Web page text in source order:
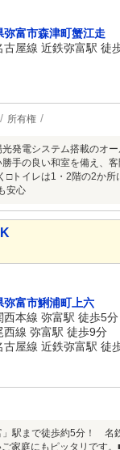
弥富市森津町蟹江走
古屋線 近鉄弥富駅 徒
所有権
発電システム搭載のオ
手の良い和室を備え、
□トイレは1・2階の2か
安心
弥富市鯏浦町上六
西本線 弥富駅 徒歩5分
西線 弥富駅 徒歩9分
古屋線 近鉄弥富駅 徒
駅まで徒歩約5分！ 名
家庭にもピッタリです。